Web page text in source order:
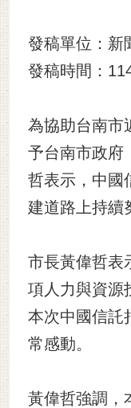
發稿單位：新
發稿時間：
為協助台南市
予台南市政府
哲表示，中國
建道路上持續
市長黃偉哲表
項人力與資源
本次中國信託
常感動。
黃偉哲強調，